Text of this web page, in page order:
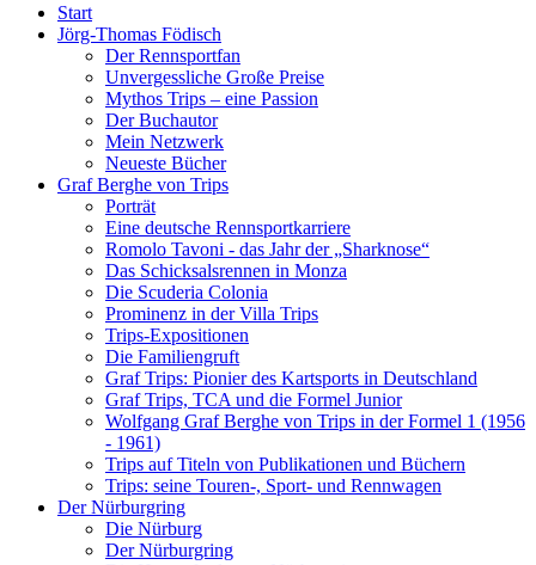
Start
Jörg-Thomas Födisch
Der Rennsportfan
Unvergessliche Große Preise
Mythos Trips – eine Passion
Der Buchautor
Mein Netzwerk
Neueste Bücher
Graf Berghe von Trips
Porträt
Eine deutsche Rennsportkarriere
Romolo Tavoni - das Jahr der „Sharknose“
Das Schicksalsrennen in Monza
Die Scuderia Colonia
Prominenz in der Villa Trips
Trips-Expositionen
Die Familiengruft
Graf Trips: Pionier des Kartsports in Deutschland
Graf Trips, TCA und die Formel Junior
Wolfgang Graf Berghe von Trips in der Formel 1 (1956
- 1961)
Trips auf Titeln von Publikationen und Büchern
Trips: seine Touren-, Sport- und Rennwagen
Der Nürburgring
Die Nürburg
Der Nürburgring